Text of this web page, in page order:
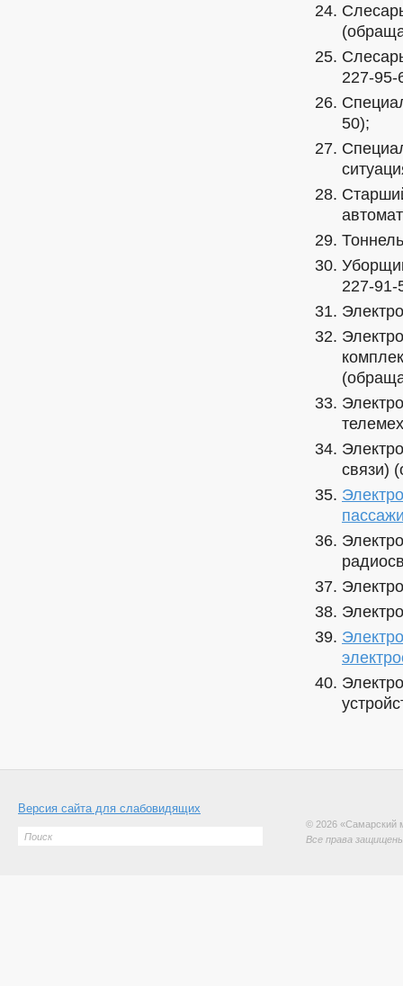
227-95-
50);
227-91-
связи)
Версия сайта для слабовидящих
© 2026 «Самарский
Все права